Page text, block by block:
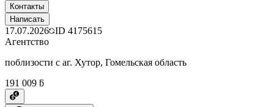
Контакты
Написать
17.07.2026 ID 4175615
Агентство
поблизости с аг. Хутор, Гомельская область
191 009 ƃ